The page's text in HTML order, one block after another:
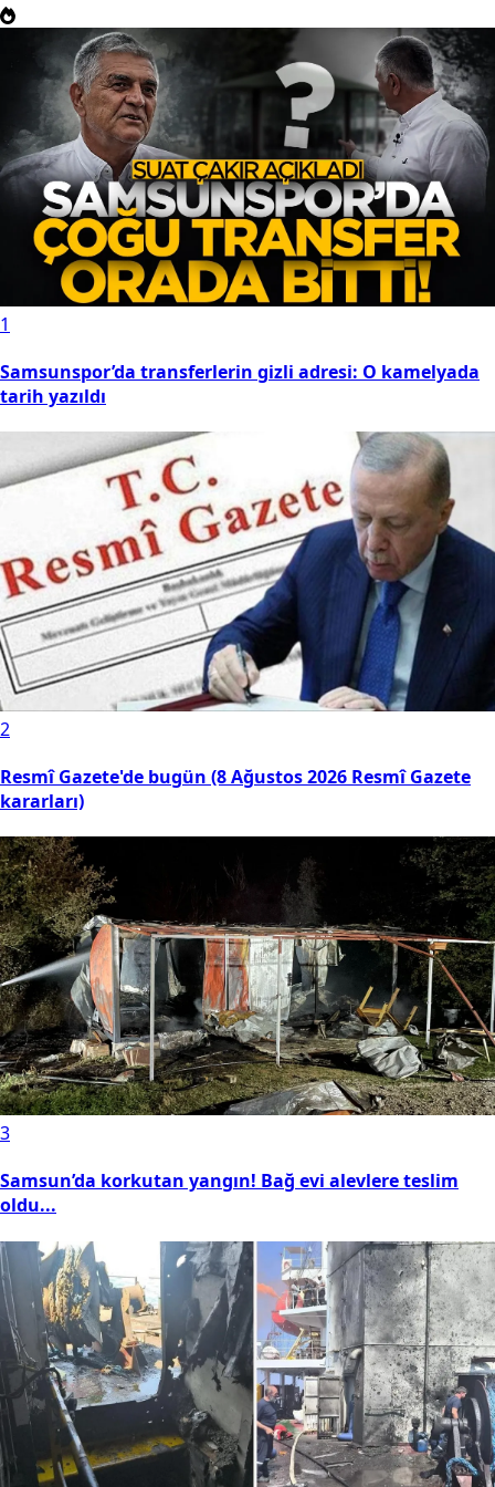
1
Samsunspor’da transferlerin gizli adresi: O kamelyada
tarih yazıldı
2
Resmî Gazete'de bugün (8 Ağustos 2026 Resmî Gazete
kararları)
3
Samsun’da korkutan yangın! Bağ evi alevlere teslim
oldu...